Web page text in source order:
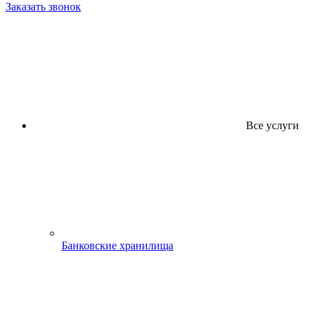
Заказать звонок
Все услуги
Банковские хранилища